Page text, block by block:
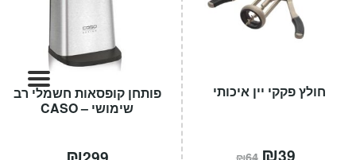
קפה ותה
גיפט קארד
חגים
פותחן קופסאות חשמלי רב
שימושי – CASO
חולץ פקקי יין איכותי
המחיר
₪39